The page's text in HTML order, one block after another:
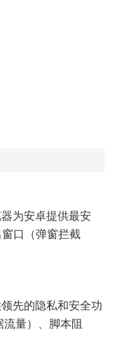
为安卓提供最安
口（弹窗拦截
先的隐私和安全功
流量）、脚本阻